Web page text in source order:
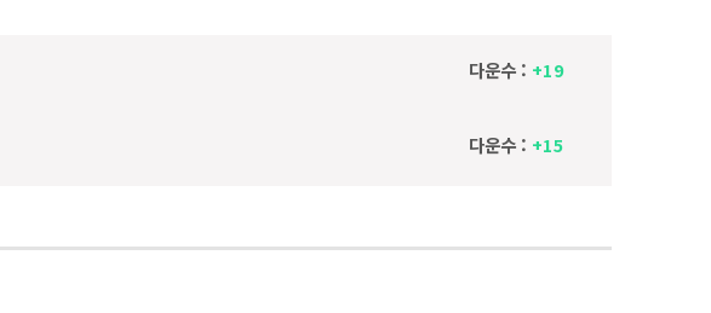
다운수 : +19
다운수 : +15